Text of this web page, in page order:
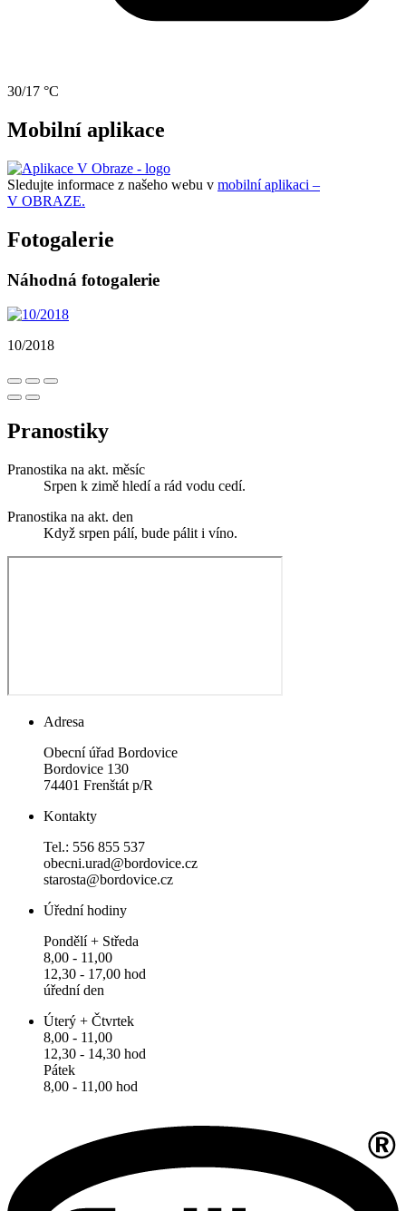
30/17 °C
Mobilní aplikace
Sledujte informace z našeho webu v mobilní aplikaci –
V OBRAZE.
Fotogalerie
Náhodná fotogalerie
10/2018
Pranostiky
Pranostika na akt. měsíc
Srpen k zimě hledí a rád vodu cedí.
Pranostika na akt. den
Když srpen pálí, bude pálit i víno.
Adresa
Obecní úřad Bordovice
Bordovice 130
74401 Frenštát p/R
Kontakty
Tel.: 556 855 537
obecni.urad@bordovice.cz
starosta@bordovice.cz
Úřední hodiny
Pondělí + Středa
8,00 - 11,00
12,30 - 17,00 hod
úřední den
Úterý + Čtvrtek
8,00 - 11,00
12,30 - 14,30 hod
Pátek
8,00 - 11,00 hod